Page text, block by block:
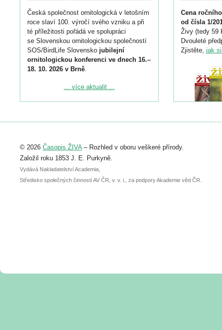
Česká společnost ornitologická v letošním
roce slaví 100. výročí svého vzniku a při
té příležitosti pořádá ve spolupráci
se Slovenskou ornitologickou společností
SOS/BirdLife Slovensko jubilejní
ornitologickou konferenci ve dnech 16.–
18. 10. 2026 v Brně.
Podrobnější informace ke konferenci
Registrovat se můžete do 6. září.
abstraktu přihlášené přednášky nebo
posteru je už 30. června.
... více aktualit ...
Cena
od čísla 1/
Živy (tedy 59
Dvouleté
Zjistěte, jak
© 2026 Časopis ŽIVA– Rozhled v oboru veškeré přírody.
Založil roku 1853 J. E. Purkyně.
Vydává Nakladatelství Academia,
Středisko společných činností AV ČR, v. v. i., za podpory Akademie věd ČR.